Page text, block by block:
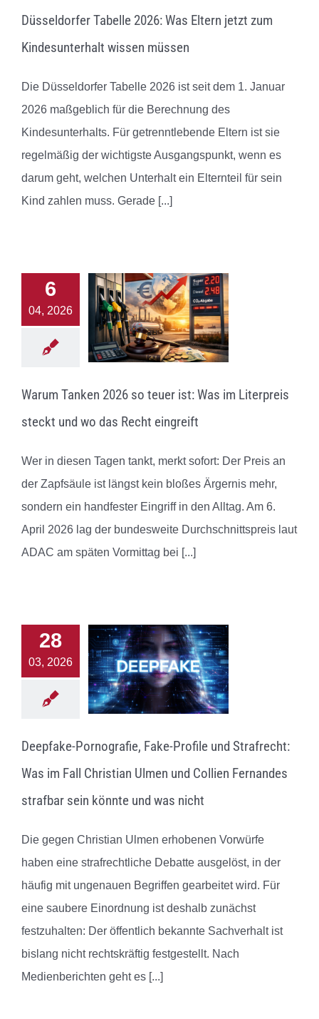
Düsseldorfer Tabelle 2026: Was Eltern jetzt zum
Kindesunterhalt wissen müssen
Die Düsseldorfer Tabelle 2026 ist seit dem 1. Januar
2026 maßgeblich für die Berechnung des
Kindesunterhalts. Für getrenntlebende Eltern ist sie
regelmäßig der wichtigste Ausgangspunkt, wenn es
darum geht, welchen Unterhalt ein Elternteil für sein
Kind zahlen muss. Gerade [...]
6
04, 2026
Warum Tanken 2026 so teuer ist: Was im Literpreis
steckt und wo das Recht eingreift
Wer in diesen Tagen tankt, merkt sofort: Der Preis an
der Zapfsäule ist längst kein bloßes Ärgernis mehr,
sondern ein handfester Eingriff in den Alltag. Am 6.
April 2026 lag der bundesweite Durchschnittspreis laut
ADAC am späten Vormittag bei [...]
28
03, 2026
Deepfake-Pornografie, Fake-Profile und Strafrecht:
Was im Fall Christian Ulmen und Collien Fernandes
strafbar sein könnte und was nicht
Die gegen Christian Ulmen erhobenen Vorwürfe
haben eine strafrechtliche Debatte ausgelöst, in der
häufig mit ungenauen Begriffen gearbeitet wird. Für
eine saubere Einordnung ist deshalb zunächst
festzuhalten: Der öffentlich bekannte Sachverhalt ist
bislang nicht rechtskräftig festgestellt. Nach
Medienberichten geht es [...]